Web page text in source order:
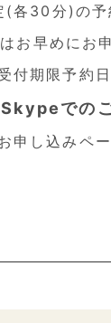
(各30分)の
お早めにお
付期限予約
での
申し込みペ